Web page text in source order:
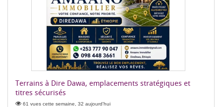
Terrains à Dire Dawa, emplacements stratégiques et
titres sécurisés
61 vues cette semaine, 32 aujourd'hui